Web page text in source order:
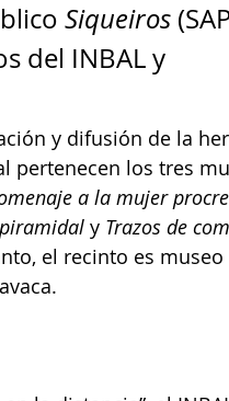
Siqueiros
del INBAL y
y difusión de la
pertenecen los tres
a la mujer
y Trazos de
el recinto es